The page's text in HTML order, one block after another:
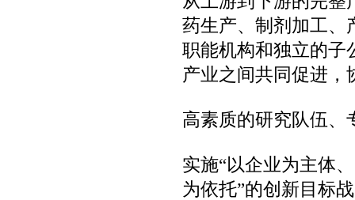
药生产、制剂加工、
职能机构和独立的子
产业之间共同促进，
高素质的研究队伍、
实施“以企业为主体
为依托”的创新目标